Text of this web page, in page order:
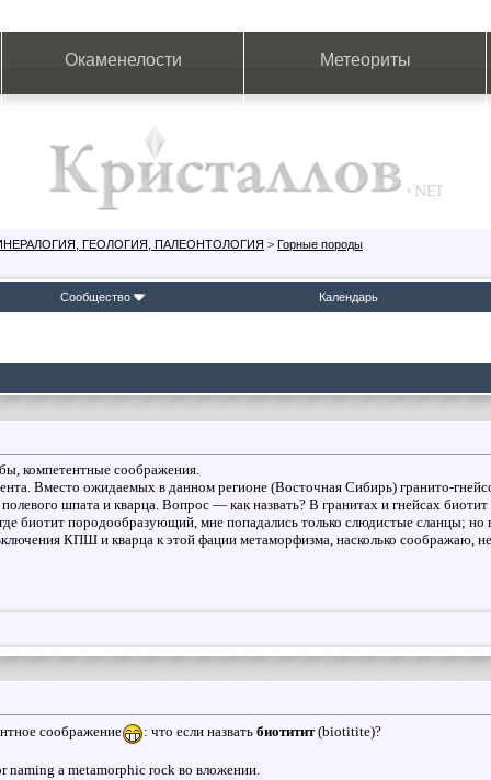
Окаменелости Метеориты
ГЕОЛОГИЯ, ПАЛЕОНТОЛОГИЯ > Горные породы
Сообщество Календарь
компетентные соображения.
Вместо ожидаемых в данном регионе (Восточная Сибирь) гранито-
шпата и кварца. Вопрос — как назвать? В гранитах и гнейсах
биотит породообразующий, мне попадались только слюдистые сланцы; но
КПШ и кварца к этой фации метаморфизма, насколько соображаю,
соображение : что если назвать биотитит(biotitite)?
a metamorphic rock во вложении.